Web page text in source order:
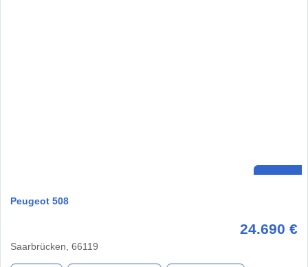
Peugeot 508
24.690 €
Saarbrücken, 66119